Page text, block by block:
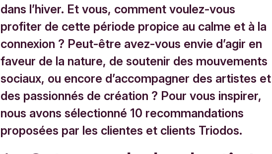
dans l’hiver. Et vous, comment voulez-vous
profiter de cette période propice au calme et à la
connexion ? Peut-être avez-vous envie d’agir en
faveur de la nature, de soutenir des mouvements
sociaux, ou encore d’accompagner des artistes et
des passionnés de création ? Pour vous inspirer,
nous avons sélectionné 10 recommandations
proposées par les clientes et clients Triodos.